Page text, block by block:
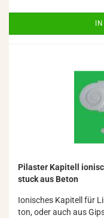
Pi­las­ter Ka­pi­tell
stuck aus Beton
Io­ni­sches Ka­pi­tell für
ton, oder auch aus